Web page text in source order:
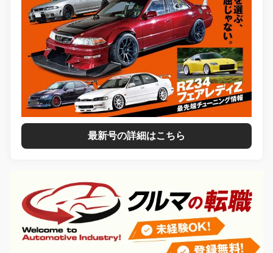
最新号の詳細はこちら